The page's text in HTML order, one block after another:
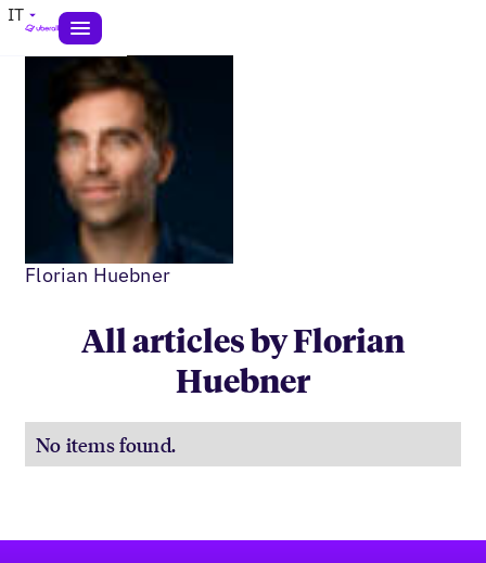
IT
Florian Huebner
All articles by Florian
Huebner
No items found.